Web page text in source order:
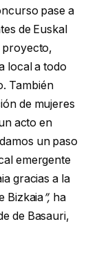
pase a
de Euskal
proyecto,
local a todo
También
de mujeres
acto en
un paso
emergente
gracias a la
Bizkaia”, ha
de Basauri,